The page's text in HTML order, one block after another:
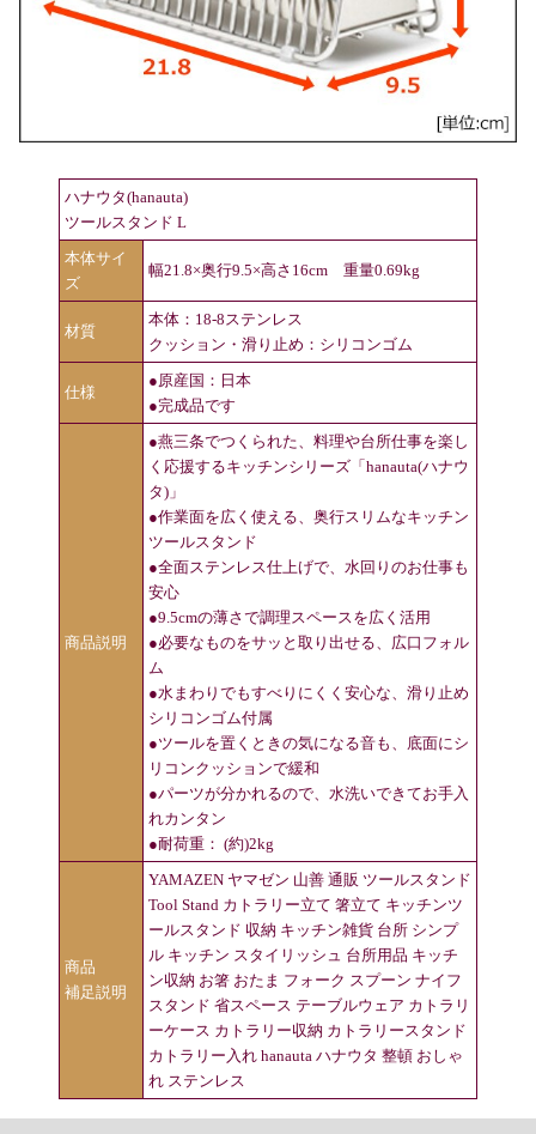
ハナウタ(hanauta)
ツールスタンド L
本体サイ
ズ
幅21.8×奥行9.5×高さ16cm 重量0.69kg
材質
本体：18-8ステンレス
クッション・滑り止め：シリコンゴム
仕様
●原産国：日本
●完成品です
商品説明
●燕三条でつくられた、料理や台所仕事を楽し
く応援するキッチンシリーズ「hanauta(ハナウ
タ)」
●作業面を広く使える、奥行スリムなキッチン
ツールスタンド
●全面ステンレス仕上げで、水回りのお仕事も
安心
●9.5cmの薄さで調理スペースを広く活用
●必要なものをサッと取り出せる、広口フォル
ム
●水まわりでもすべりにくく安心な、滑り止め
シリコンゴム付属
●ツールを置くときの気になる音も、底面にシ
リコンクッションで緩和
●パーツが分かれるので、水洗いできてお手入
れカンタン
●耐荷重： (約)2kg
商品
補足説明
YAMAZEN ヤマゼン 山善 通販 ツールスタンド
Tool Stand カトラリー立て 箸立て キッチンツ
ールスタンド 収納 キッチン雑貨 台所 シンプ
ル キッチン スタイリッシュ 台所用品 キッチ
ン収納 お箸 おたま フォーク スプーン ナイフ
スタンド 省スペース テーブルウェア カトラリ
ーケース カトラリー収納 カトラリースタンド
カトラリー入れ hanauta ハナウタ 整頓 おしゃ
れ ステンレス